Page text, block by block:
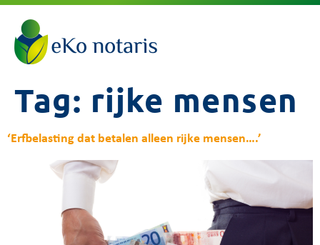
Tag: rijke mensen
‘Erfbelasting dat betalen alleen rijke mensen….’